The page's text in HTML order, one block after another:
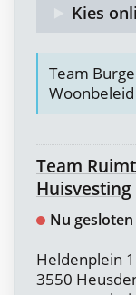
Kies
Team
Team
Huisvesting
Nu gesloten
Adres
Heldenplein 1
,3550